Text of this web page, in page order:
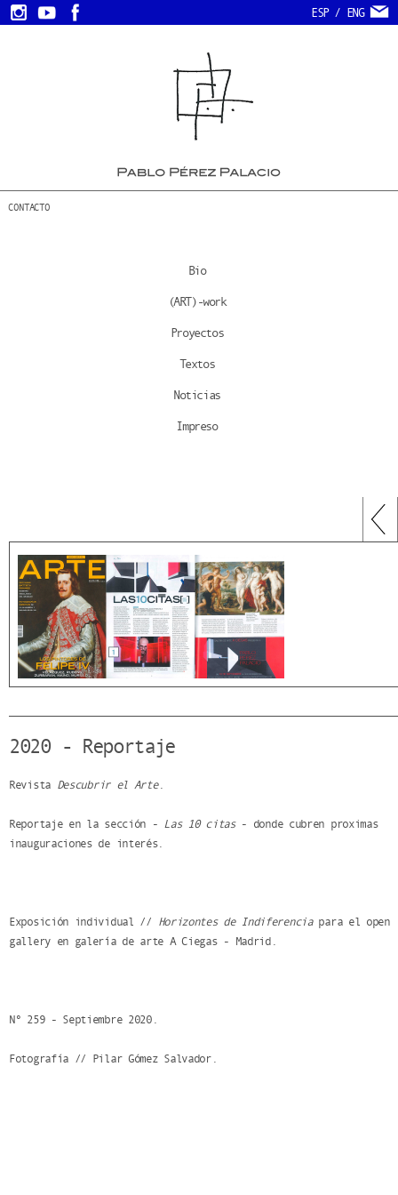
ESP/ ENG
CONTACTO
Bio
(ART)-work
Proyectos
Textos
Noticias
Impreso
2020 - Reportaje
Revista Descubrir el Arte.
Reportaje en la sección - Las 10 citas- donde cubren proximas
inauguraciones de interés.
Exposición individual // Horizontes de Indiferenciapara el open
gallery en galería de arte A Ciegas - Madrid.
Nº 259 - Septiembre 2020.
Fotografía // Pilar Gómez Salvador.